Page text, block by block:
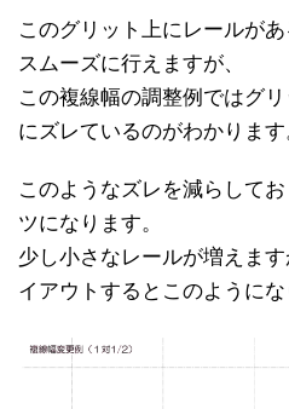
このグリット上にレールが
スムーズに行えますが、
この複線幅の調整例ではグ
にズレているのがわかります
このようなズレを減らして
ツになります。
少し小さなレールが増えま
イアウトするとこのようにな